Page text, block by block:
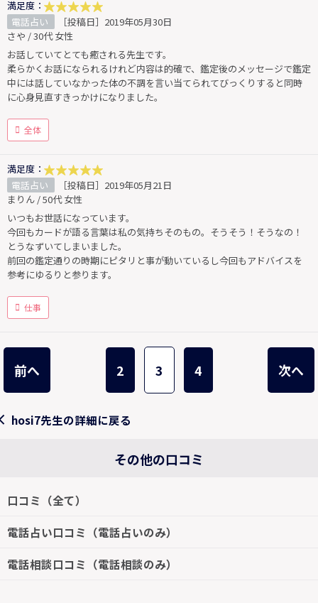
満足度：
電話占い
［投稿日］2019年05月30日
さや / 30代 女性
お話していてとても癒される先生です。
柔らかくお話になられるけれど内容は的確で、鑑定後のメッセージで鑑定
中には話していなかった体の不調を言い当てられてびっくりすると同時
に心身見直すきっかけになりました。
全体
満足度：
電話占い
［投稿日］2019年05月21日
まりん / 50代 女性
いつもお世話になっています。
今回もカードが語る言葉は私の気持ちそのもの。そうそう！そうなの！
とうなずいてしまいました。
前回の鑑定通りの時期にピタリと事が動いているし今回もアドバイスを
参考にゆるりと参ります。
仕事
前へ 2 3 4 次へ
hosi7先生の詳細に戻る
その他の口コミ
口コミ（全て）
電話占い口コミ（電話占いのみ）
電話相談口コミ（電話相談のみ）